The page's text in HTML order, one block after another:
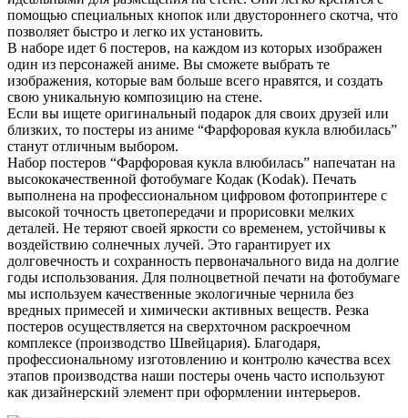
помощью специальных кнопок или двустороннего скотча, что
позволяет быстро и легко их установить.
В наборе идет 6 постеров, на каждом из которых изображен
один из персонажей аниме. Вы сможете выбрать те
изображения, которые вам больше всего нравятся, и создать
свою уникальную композицию на стене.
Если вы ищете оригинальный подарок для своих друзей или
близких, то постеры из аниме “Фарфоровая кукла влюбилась”
станут отличным выбором.
Набор постеров “Фарфоровая кукла влюбилась” напечатан на
высококачественной фотобумаге Кодак (Kodak). Печать
выполнена на профессиональном цифровом фотопринтере с
высокой точность цветопередачи и прорисовки мелких
деталей. Не теряют своей яркости со временем, устойчивы к
воздействию солнечных лучей. Это гарантирует их
долговечность и сохранность первоначального вида на долгие
годы использования. Для полноцветной печати на фотобумаге
мы используем качественные экологичные чернила без
вредных примесей и химически активных веществ. Резка
постеров осуществляется на сверхточном раскроечном
комплексе (производство Швейцария). Благодаря,
профессиональному изготовлению и контролю качества всех
этапов производства наши постеры очень часто используют
как дизайнерский элемент при оформлении интерьеров.